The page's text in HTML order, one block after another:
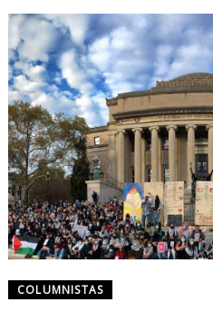
COLUMNISTAS